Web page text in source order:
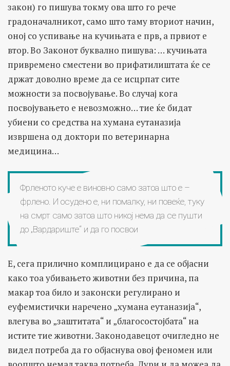
закон) го пишува токму ова што го рече
градоначалникот, само што таму вториот начин,
оној со успивање на кучињата е прв, а првиот е
втор. Во Законот буквално пишува: … кучињата
привремено сместени во прифатилиштата ќе се
држат доволно време да се исцрпат сите
можности за посвојување. Во случај кога
посвојувањето е невозможно… тие ќе бидат
убиени со средства на хумана еутаназија
извршена од доктори по ветеринарна
медицина…
Фрленото куче е виновно само затоа што е –
фрлено. И осудено е, ни помалку, ни повеќе, туку
на смрт само затоа што никој нема да се пушти
до „Вардариште“ и да го посвои
Е, сега прилично комплицирано е да се објасни
како тоа убивањето животни без причина, па
макар тоа било и законски регулирано и
еуфемистички наречено „хумана еутаназија“,
влегува во „заштитата“ и „благосостојбата“ на
истите тие животни. Законодавецот очигледно не
видел потреба да го објаснува овој феномен или